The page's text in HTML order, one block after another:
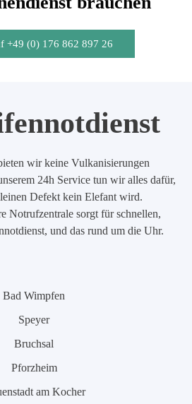
+49 (0) 176 862 897 26
wir keine Vulkanisierungen
24h Service tun wir alles dafür,
Defekt kein Elefant wird.
Notrufzentrale sorgt für schnellen,
und das rund um die Uhr.
Bad Wimpfen
Speyer
Bruchsal
Pforzheim
am Kocher